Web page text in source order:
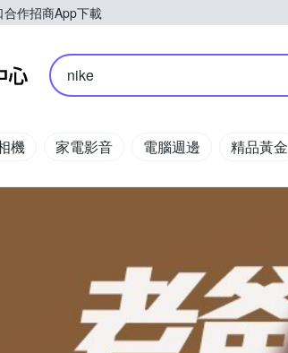
合作招商App下載
Yahoo購物中心
nike
機 家電影音 電腦週邊 精品黃金